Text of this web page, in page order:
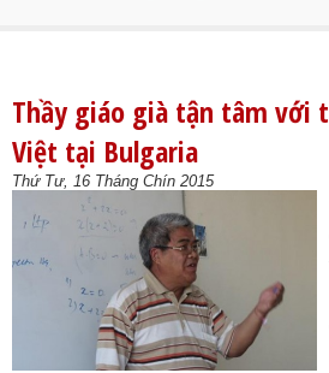
Thầy giáo già tận tâm với
Việt tại Bulgaria
Thứ Tư, 16 Tháng Chín 2015